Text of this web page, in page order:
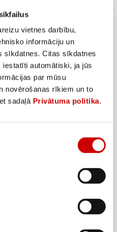
vietnes darbību,
informāciju un
sīkdatnes. Citas sīkdatnes
automātiski, ja jūs
par mūsu
novērošanas rīkiem un to
sadaļā Privātuma politika.
9% VALMIERA 180g